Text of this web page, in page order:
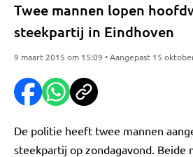
Twee mannen lopen
steekpartij in Eindhoven
9 maart 2015 om 15:09 • Aangepast 15
De politie heeft twee mannen
steekpartij op zondagavond. Beide